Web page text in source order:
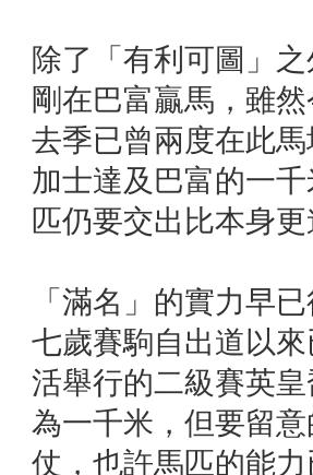
除了「有利可圖」
剛在巴富贏馬，雖
去季已曾兩度在此
加士達及巴富的一
匹仍要交出比本身
「滿名」的實力早
七歲賽駒自出道以
活舉行的二級賽英
為一千米，但要留
仗，也許馬匹的能